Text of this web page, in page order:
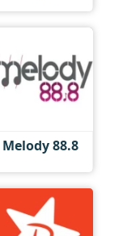
Melody 88.8